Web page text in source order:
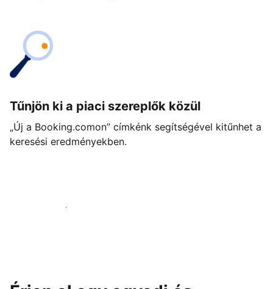
Tűnjön ki a piaci szereplők közül
„Új a Booking.comon” címkénk segítségével kitűnhet a
keresési eredményekben.
Vágjon bele még ma